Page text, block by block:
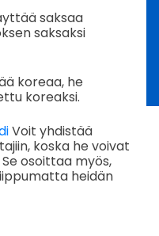
saksaa
saksaksi
koreaa, he
koreaksi.
Voit yhdistää
koska he voivat
osoittaa myös,
heidän